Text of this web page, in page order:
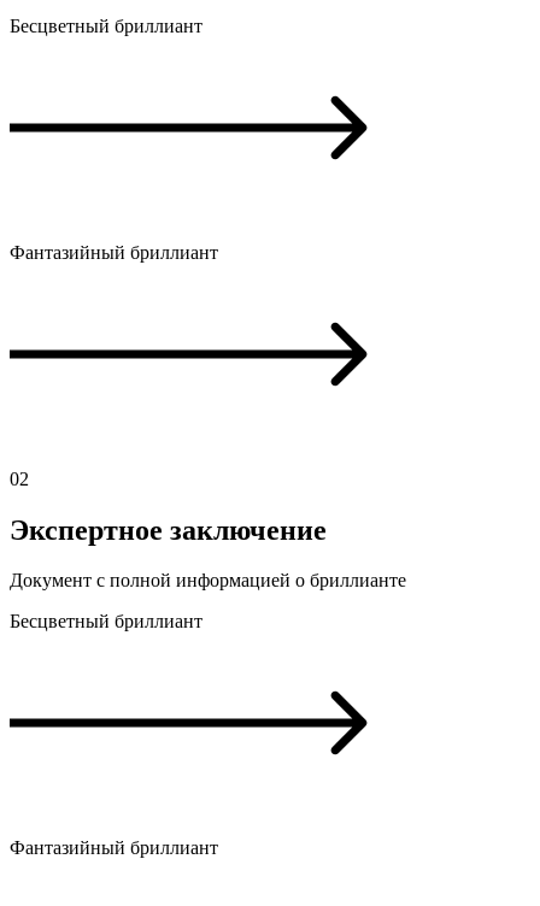
Бесцветный бриллиант
Фантазийный бриллиант
02
Экспертное заключение
Документ с полной информацией о бриллианте
Бесцветный бриллиант
Фантазийный бриллиант